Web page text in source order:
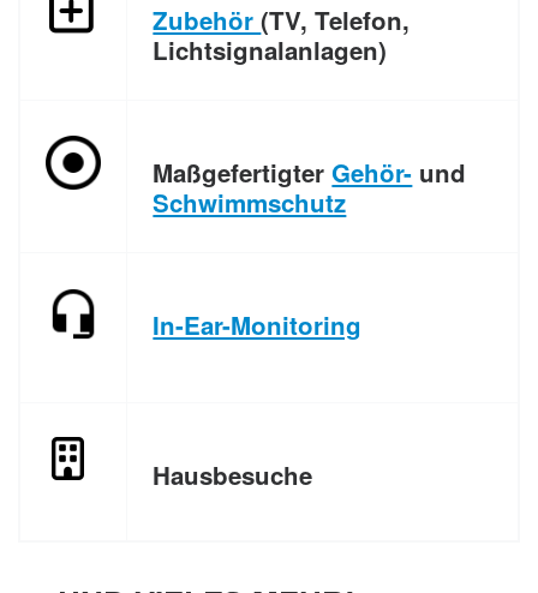
Zubehör(TV, Telefon,
Lichtsignalanlagen)
MaßgefertigterGehör- und
Schwimmschutz
In-Ear-Monitoring
Hausbesuche